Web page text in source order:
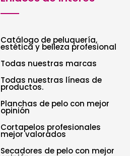
Catálogo de peluquería,
estética y belleza profesional
Todas nuestras marcas
Todas nuestras líneas de
productos.
Planchas de pelo con mejor
opinión
Cortapelos profesionales
mejor valorados
Secadores de pelo con mejor